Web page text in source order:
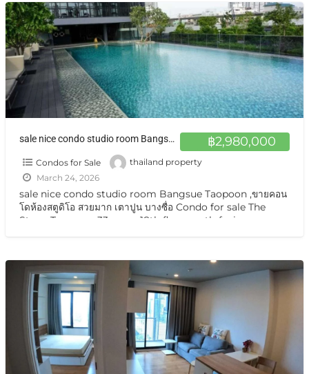
฿2,980,000
sale nice condo studio room Bangsue Taopoon ,ขายคอนโดห้องสตูดิโอ สวยมาก เตาปูน บางซื่อ
Condos for Sale
thailand property
March 24, 2026
sale nice condo studio room Bangsue Taopoon ,ขายคอน
โดห้องสตูดิโอ สวยมาก เตาปูน บางซื่อ Condo for sale The
Stage Taopoon, 33 sq m, 18th floor north-facing